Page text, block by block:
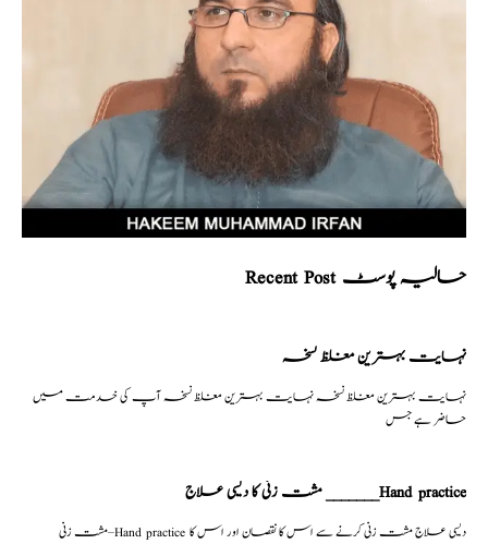
Recent Post حالیہ پوسٹ
نہایت بہترین مغلظ نسخہ
نہایت بہترین مغلظ نسخہ نہایت بہترین مغلظ نسخہ آپ کی خدمت میں
حاضر ہے جس
مشت زنی کا دیسی علاج _______Hand practice
مشت زنی–Hand practice دیسی علاج مشت زنی کرنے سے اس کا نقصان اور اس کا